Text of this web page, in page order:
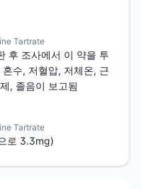
Tartrate
후 조사에서 이 약을 투
수, 저혈압, 저체온, 근
, 졸음이 보고됨
Tartrate
로 3.3mg)